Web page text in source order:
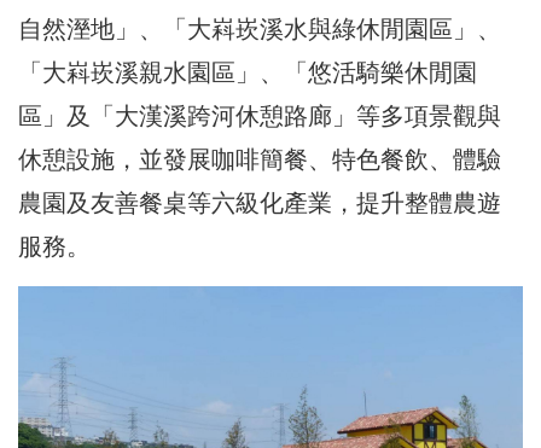
自然溼地」、「大嵙崁溪水與綠休閒園區」、
「大嵙崁溪親水園區」、「悠活騎樂休閒園
區」及「大漢溪跨河休憩路廊」等多項景觀與
休憩設施，並發展咖啡簡餐、特色餐飲、體驗
農園及友善餐桌等六級化產業，提升整體農遊
服務。